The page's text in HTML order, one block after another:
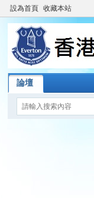
設為首頁 收藏本站
論壇